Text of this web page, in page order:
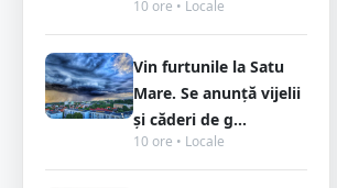
10 ore • Locale
Vin furtunile la Satu
Mare. Se anunță vijelii
și căderi de g...
10 ore • Locale